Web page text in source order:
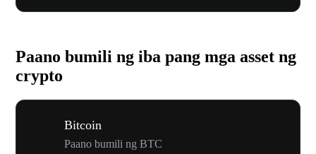
Paano bumili ng iba pang mga asset ng
crypto
Bitcoin
Paano bumili ng BTC